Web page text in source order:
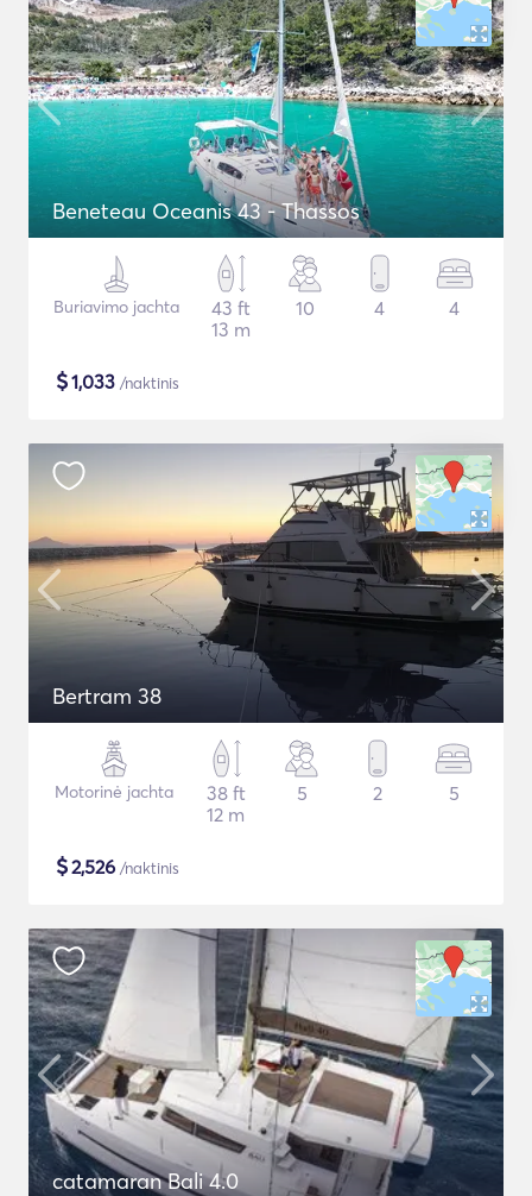
Beneteau Oceanis 43 - Thassos
Buriavimo jachta
43 ft
13 m
10 4 4
$1,033 /naktinis
Bertram 38
Motorinė jachta
38 ft
12 m
5 2 5
$2,526 /naktinis
catamaran Bali 4.0